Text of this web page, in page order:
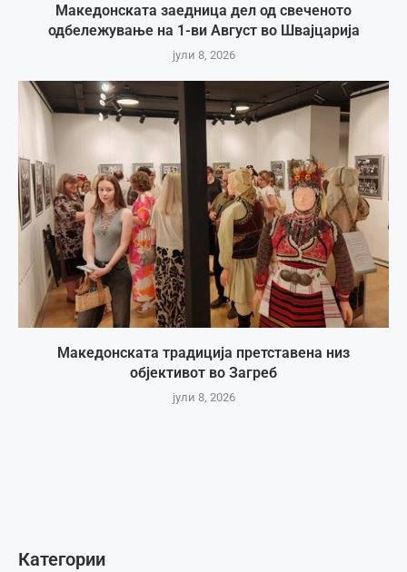
Македонската заедница дел од свеченото
одбележување на 1-ви Август во Швајцарија
јули 8, 2026
Македонската традиција претставена низ
објективот во Загреб
јули 8, 2026
Категории